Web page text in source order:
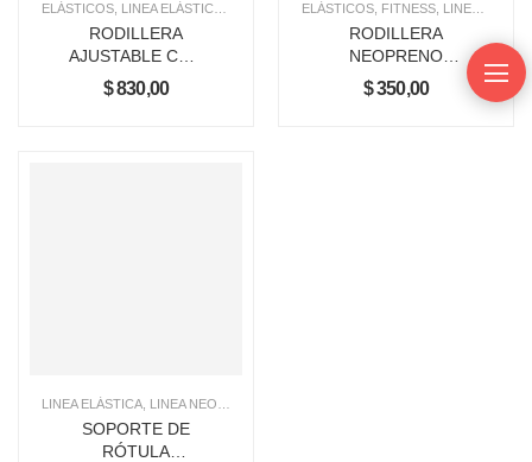
ELÁSTICOS LINEA ELÁSTICA LINEA NEOPRENO,RODILLERAS, RODILLERAS
RODILLERA
AJUSTABLE CON
VARILLAS
$830,00
ELÁSTICOS FITNESS LINEA ELÁSTICA
RODILLERA
NEOPRENO
SIMPLE
$350,00
LINEA ELÁSTICA LINEA NEOPRENO
SOPORTE DE
RÓTULA